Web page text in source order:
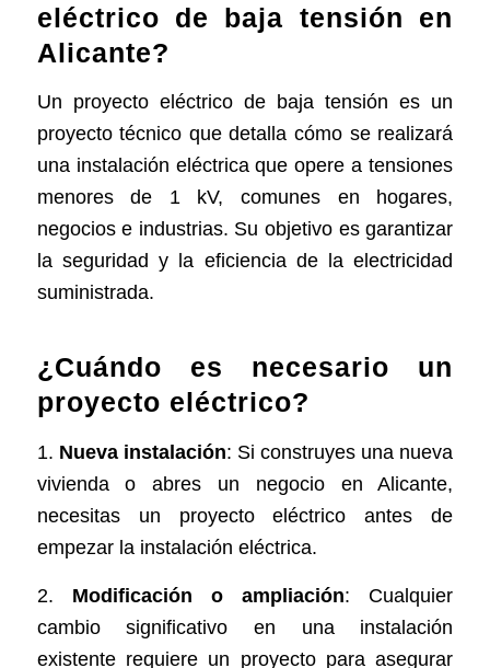
eléctrico de baja tensión en
Alicante?
Un proyecto eléctrico de baja tensión es un
proyecto técnico que detalla cómo se realizará
una instalación eléctrica que opere a tensiones
menores de 1 kV, comunes en hogares,
negocios e industrias. Su objetivo es garantizar
la seguridad y la eficiencia de la electricidad
suministrada.
¿Cuándo es necesario un
proyecto eléctrico?
1. Nueva instalación: Si construyes una nueva
vivienda o abres un negocio en Alicante,
necesitas un proyecto eléctrico antes de
empezar la instalación eléctrica.
2. Modificación o ampliación: Cualquier
cambio significativo en una instalación
existente requiere un proyecto para asegurar